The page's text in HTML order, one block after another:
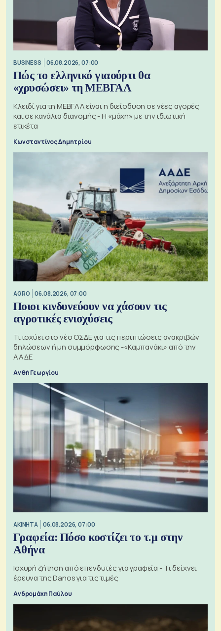
BUSINESS 06.08.2026, 07:00
Πώς το ελληνικό γιαούρτι θα
«χρυσώσει» τη ΜΕΒΓΑΛ
Κλειδί για τη ΜΕΒΓΑΛ είναι η διείσδυση σε νέες αγορές
και σε κανάλια διανομής - Η «μάχη» με την ιδιωτική
ετικέτα
Κωνσταντίνος Δημητρίου
AGRO 06.08.2026, 07:00
Ποιοι κινδυνεύουν να χάσουν τις
αγροτικές ενισχύσεις
Τι ισχύει στο νέο ΟΣΔΕ για τις περιπτώσεις ανακριβών
δηλώσεων ή μη συμμόρφωσης -«Καμπανάκι» από την
ΑΑΔΕ
Ανθή Γεωργίου
ΑΚΙΝΗΤΑ 06.08.2026, 07:00
Γραφεία: Πόσο κοστίζει το τ.μ στην
Αθήνα
Ισχυρή ζήτηση από επενδυτές για γραφεία - Τι δείχνει
έρευνα της Danos για τις τιμές
Ανδρομάχη Παύλου